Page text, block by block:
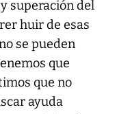
superación del
huir de esas
se pueden
que
que no
ayuda